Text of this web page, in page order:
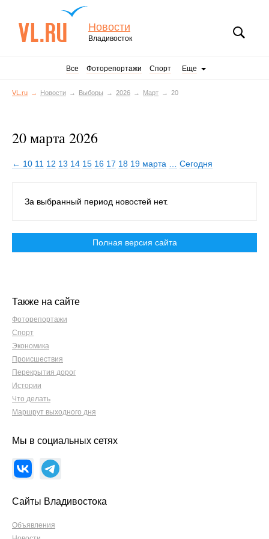
Новости
Владивосток
Все Фоторепортажи Спорт Еще
VL.ru Новости Выборы 2026 Март 20
20 марта 2026
← 10 11 12 13 14 15 16 17 18 19 марта Сегодня
За выбранный период новостей нет.
Полная версия сайта
Также на сайте
Фоторепортажи
Спорт
Экономика
Происшествия
Перекрытия дорог
Истории
Что делать
Маршрут выходного дня
Мы в социальных сетях
Сайты Владивостока
Объявления